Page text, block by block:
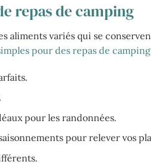
repas de camping
aliments variés qui se
pour des repas de
pour les randonnées.
pour relever vos